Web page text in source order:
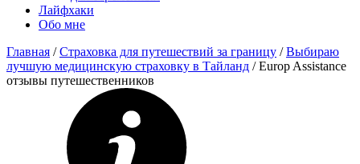
Лайфхаки
Обо мне
Главная / Страховка для путешествий за границу / Выбираю
лучшую медицинскую страховку в Тайланд / Europ Assistance
отзывы путешественников